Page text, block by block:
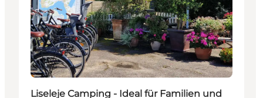
Liseleje Camping - Ideal für Familien und